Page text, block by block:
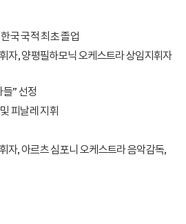
국 국적 최초 졸업
자, 양평필하모닉 오케스트라 상임지휘자
” 선정
피날레 지휘
자, 아르츠 심포니 오케스트라 음악감독,